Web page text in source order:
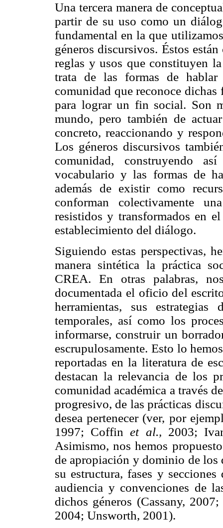
Una tercera manera de
partir de su uso como un
fundamental en la que
géneros discursivos. Éstos
reglas y usos que constituyen
trata de las formas de
comunidad que reconoce
para lograr un fin social. Son
mundo, pero también de
concreto, reaccionando y
Los géneros discursivos
comunidad, construyendo
vocabulario y las formas de
además de existir como
conforman colectivamente
resistidos y transformados en
establecimiento del diálogo.
Siguiendo estas perspectivas,
manera sintética la práctica
CREA. En otras palabras,
documentada el oficio del
herramientas, sus
temporales, así como los
informarse, construir un
escrupulosamente. Esto lo
reportadas en la literatura de
destacan la relevancia de los
comunidad académica a través
progresivo, de las prácticas
desea pertenecer (ver, por
1997; Coffinet al., 2003;
Asimismo, nos hemos
de apropiación y dominio de los
su estructura, fases y
audiencia y convenciones de
dichos géneros (Cassany,
2004; Unsworth, 2001).